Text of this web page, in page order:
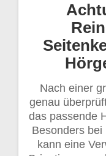
Nach einer
genau
das passende
Besonders
kann eine